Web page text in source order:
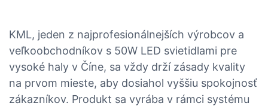
KML, jeden z najprofesionálnejších výrobcov a
veľkoobchodníkov s 50W LED svietidlami pre
vysoké haly v Číne, sa vždy drží zásady kvality
na prvom mieste, aby dosiahol vyššiu spokojnosť
zákazníkov. Produkt sa vyrába v rámci systému